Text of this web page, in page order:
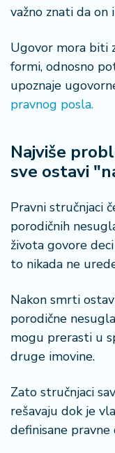
važno znati da on
Ugovor mora biti
formi, odnosno
upoznaje
pravnog posla.
Najviše
sve ostavi
Pravni stručnjaci
porodičnih
života govore
to nikada ne
Nakon smrti
porodične
mogu prerasti u
druge imovine.
Zato stručnjaci
rešavaju dok je
definisane